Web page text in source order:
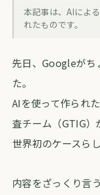
AIが作ったハ
forva AI コラム編
本記事は、AIによ
れたものです。
先日、Googleがち
た。
AIを使って作られ
査チーム（GTIG）
世界初のケースらし
内容をざっくり言